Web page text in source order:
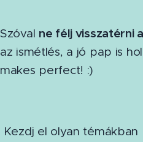
Szóval ne félj visszatérni
az ismétlés, a jó pap is
makes perfect! :)
Kezdj el olyan témákban